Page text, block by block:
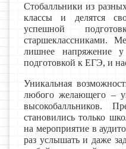
Стобалльники из
классы и делятся
успешной
старшеклассниками.
лишнее напряжение
подготовкой к ЕГЭ, и
Уникальная
любого желающего –
высокобалльников.
становились только
на мероприятие в
раз услышать и даже